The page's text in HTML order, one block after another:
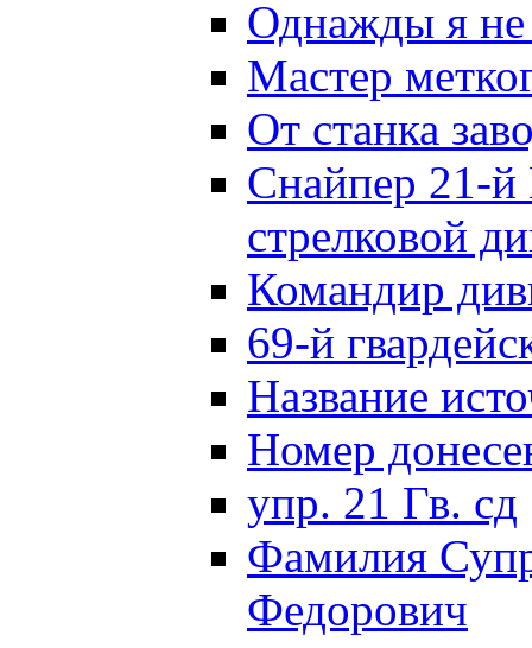
Однажды я
Мастер
От станка
Снайпер 21-й
стрелковой
Командир
69-й
Название
Номер
упр. 21 Гв. сд
Фамилия
Федорович